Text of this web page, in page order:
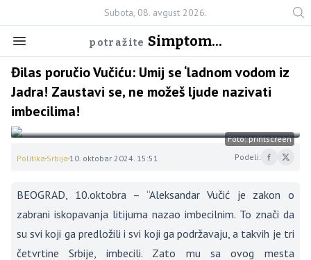
Subota, 08. avgust 2026.
potražite Simptom...
Đilas poručio Vučiću: Umij se ‘ladnom vodom iz
Jadra! Zaustavi se, ne možeš ljude nazivati
imbecilima!
Foto: printscreen
Politika Srbija 10. oktobar 2024. 15:51 Podeli:
BEOGRAD, 10.oktobra – “Aleksandar Vučić je zakon o
zabrani iskopavanja litijuma nazao imbecilnim. To znači da
su svi koji ga predložili i svi koji ga podržavaju, a takvih je tri
četvrtine Srbije, imbecili. Zato mu sa ovog mesta